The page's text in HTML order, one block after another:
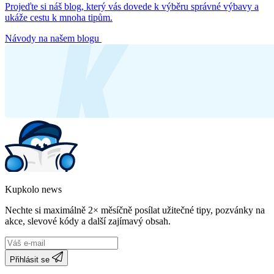
Projeďte si náš blog, který vás dovede k výběru správné výbavy a
ukáže cestu k mnoha tipům.
Návody na našem blogu
Kupkolo news
Nechte si maximálně 2× měsíčně posílat užitečné tipy, pozvánky na
akce, slevové kódy a další zajímavý obsah.
Přihlásit se